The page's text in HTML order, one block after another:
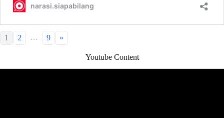
1 2 … 9 »
Youtube Content